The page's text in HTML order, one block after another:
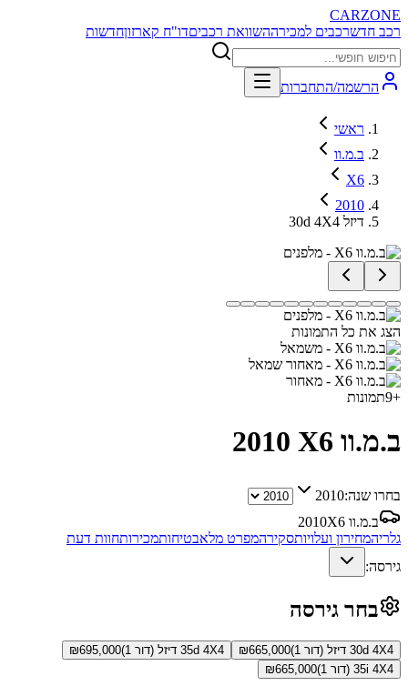
CARZONE
רכב חדשרכבים למכירההשוואת רכביםדו"ח קארזוןחדשות
הרשמה/התחברות
ראשי
ב.מ.וו
X6
2010
30d 4X4 דיזל
הצג את כל התמונות
+
9תמונות
ב.מ.וו X6 2010
בחרו שנה:2010
ב.מ.וו X6
2010
גלריהמחירון ועלויותסקירהמפרט מלאבטיחותמכירותחוות דעת
גירסה:
בחר גירסה
30d 4X4 דיזל (דור 1) ₪665,000 35d 4X4 דיזל (דור 1) ₪695,000
35i 4X4 (דור 1)
₪665,000